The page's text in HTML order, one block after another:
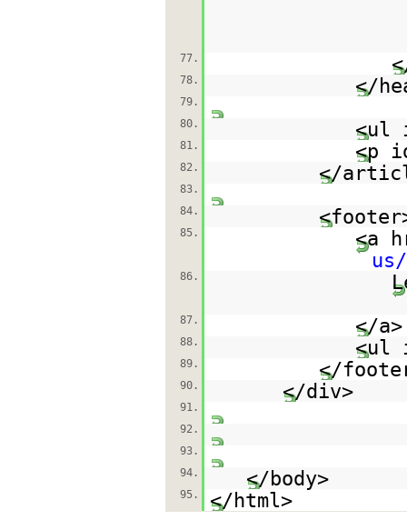
77.
78. </
79.
80.
<ul
81. <p
82. </
83.
84.
85.
<a
86.
87. </a>
88. <ul
89. </
90. </div>
91.
92.
93.
94.
</body>
95. </html>